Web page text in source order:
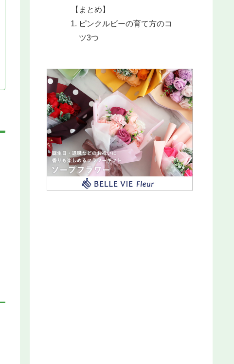
【まとめ】
ピンクルビーの育て方のコ
ツ3つ